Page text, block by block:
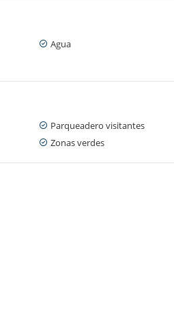
Agua
Parqueadero visitantes
Zonas verdes